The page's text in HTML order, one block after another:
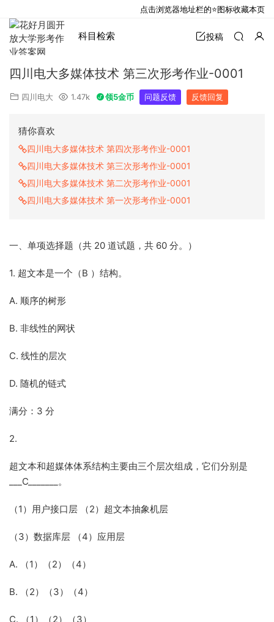
科目检索 投稿
四川电大多媒体技术 第三次形考作业-0001
四川电大 1.47k 领5金币 问题反馈 反馈回复
猜你喜欢
四川电大多媒体技术 第四次形考作业-0001
四川电大多媒体技术 第三次形考作业-0001
四川电大多媒体技术 第二次形考作业-0001
四川电大多媒体技术 第一次形考作业-0001
一、单项选择题（共 20 道试题，共 60 分。）
1. 超文本是一个（B ）结构。
A. 顺序的树形
B. 非线性的网状
C. 线性的层次
D. 随机的链式
满分：3 分
2.
超文本和超媒体体系结构主要由三个层次组成，它们分别是
___C_______。
（1）用户接口层 （2）超文本抽象机层
（3）数据库层 （4）应用层
A. （1）（2）（4）
B. （2）（3）（4）
C. （1）（2）（3）
点击浏览器地址栏的⭐图标收藏本页